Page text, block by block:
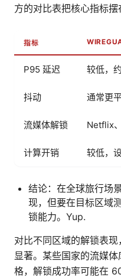
方的对比表把核心指标摆
指标
P95 延迟 较低，
抖动 通常更
流媒体解锁 Netflix
计算开销 较低，
结论：在全球旅行场
现，但要在目标区域
锁能力。Yup.
对比不同区域的解锁表
显著。某些国家的流媒
格，解锁成功率可能在